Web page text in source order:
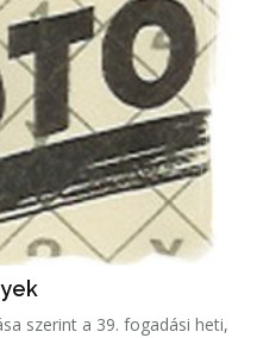
szerint a 39. fogadási heti,